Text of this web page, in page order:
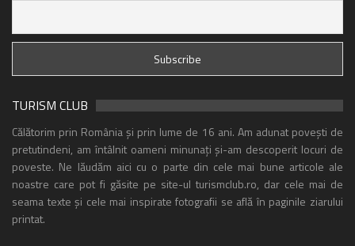
TURISM CLUB
Călătorim prin România și prin lume de 16 ani. Am adunat povești de
pretutindeni, am întâlnit oameni minunați și-am descoperit locuri de
poveste. Ne lăudăm aici cu o parte din cele mai bune articole ale
noastre care pot fi găsite pe site-ul turismclub.ro, dar cele mai de
seama texte și cele mai inspirate fotografii se află în paginile ziarului
printat.